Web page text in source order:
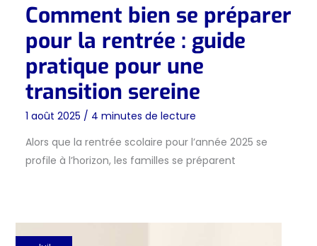
Comment bien se préparer
pour la rentrée : guide
pratique pour une
transition sereine
1 août 2025 / 4 minutes de lecture
Alors que la rentrée scolaire pour l’année 2025 se
profile à l’horizon, les familles se préparent